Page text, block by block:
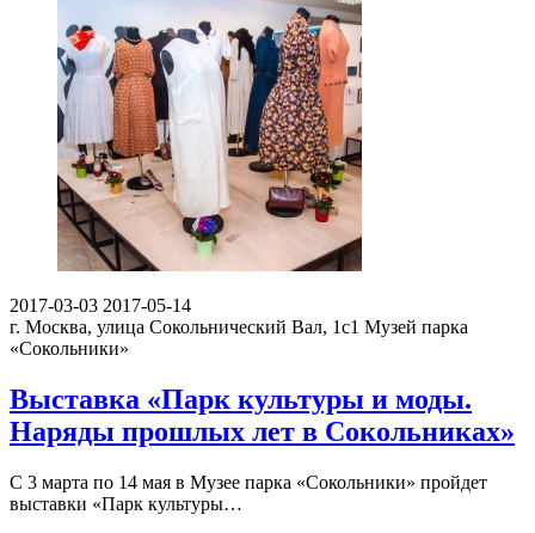
2017-03-03 2017-05-14
г. Москва, улица Сокольнический Вал, 1с1 Музей парка
«Сокольники»
Выставка «Парк культуры и моды.
Наряды прошлых лет в Сокольниках»
С 3 марта по 14 мая в Музее парка «Сокольники» пройдет
выставки «Парк культуры…